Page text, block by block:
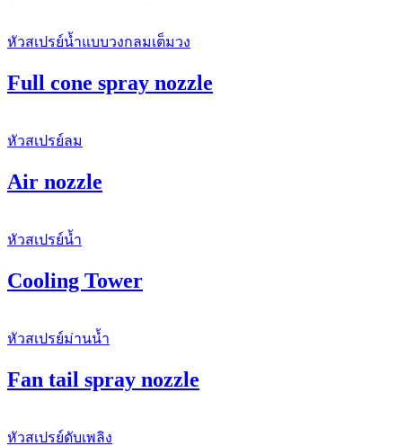
หัวสเปรย์น้ำแบบวงกลมเต็มวง
Full cone spray nozzle
หัวสเปรย์ลม
Air nozzle
หัวสเปรย์น้ำ
Cooling Tower
หัวสเปรย์ม่านน้ำ
Fan tail spray nozzle
หัวสเปรย์ดับเพลิง